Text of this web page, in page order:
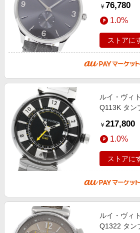
￥ 76,780
1.0%
ストアに
ルイ・ヴィ
Q113K タン
保証書付き
￥ 217,800
1.0%
ストアに
ルイ・ヴィ
Q1322 タン